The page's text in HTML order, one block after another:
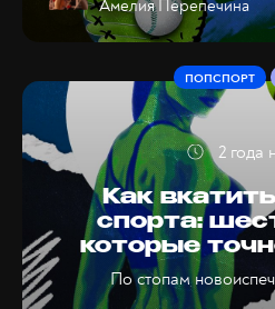
Амелия Перепечина
Как
спорта:
которые
По стопам
ПОПСПОРТ
2 года